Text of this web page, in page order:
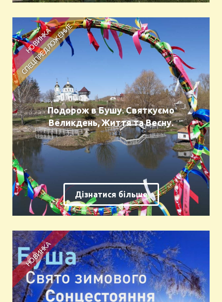
Подорож в Бушу. Святкуємо
Великдень, Життя та Весну.
Дізнатися більше